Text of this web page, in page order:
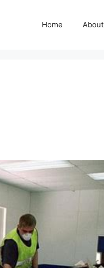
Home About